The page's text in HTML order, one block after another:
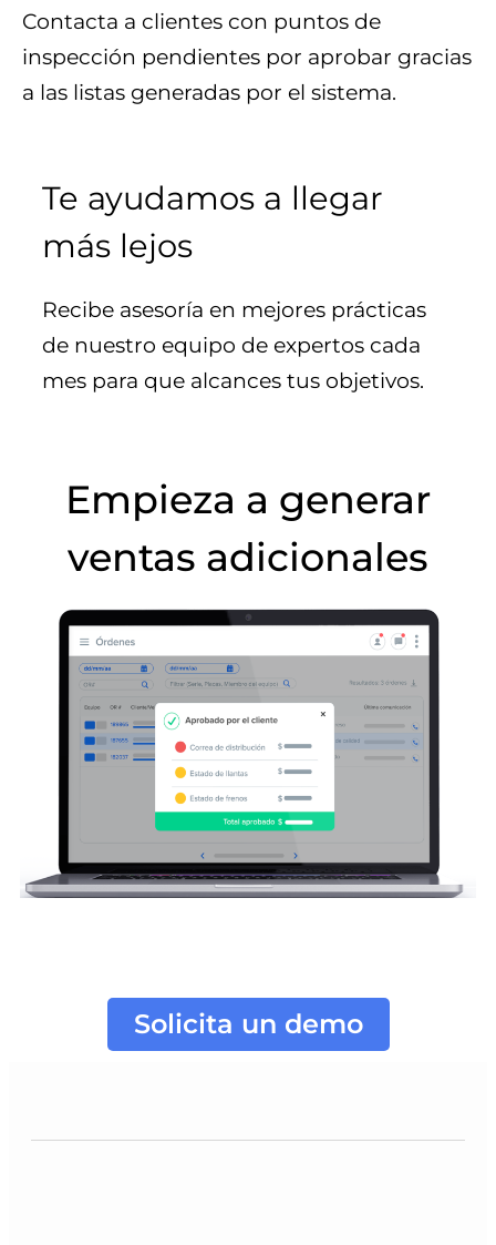
Contacta a clientes con puntos de
inspección pendientes por aprobar gracias
a las listas generadas por el sistema.
Te ayudamos a llegar
más lejos
Recibe asesoría en mejores prácticas
de nuestro equipo de expertos cada
mes para que alcances tus objetivos.
Empieza a generar
ventas adicionales
Solicita un demo